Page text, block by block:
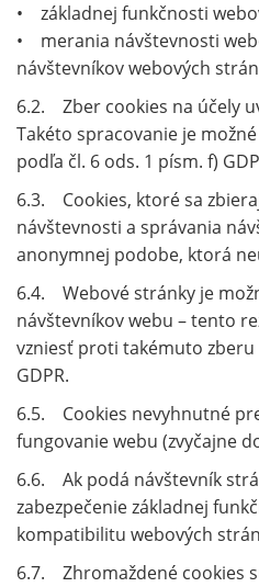
• základnej funkčnosti
• merania návštevnosti
návštevníkov webových
6.2. Zber cookies na účely
Takéto spracovanie je
podľa čl. 6 ods. 1 písm. f)
6.3. Cookies, ktoré sa
návštevnosti a správania
anonymnej podobe, ktorá
6.4. Webové stránky je
návštevníkov webu – tento
vzniesť proti takémuto zberu
GDPR.
6.5. Cookies nevyhnutné
fungovanie webu (zvyčajne
6.6. Ak podá návštevník
zabezpečenie základnej
kompatibilitu webových
6.7. Zhromaždené cookies